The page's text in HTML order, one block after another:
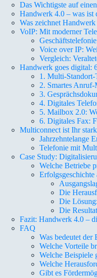
Das Wichtigste auf
Handwerk 4.0 – was ist
Was zeichnet Handwerk
VoIP: Mit moderner
Voice over IP:
Vergleich:
Handwerk goes digital:
1. Multi-
2. Smartes
3.
4. Digitales
5. Mailbox 2.0:
6. Digitales Fax:
Multiconnect ist Ihr
Jahrzehntelange
Telefonie mit
Case Study:
Welche Betriebe
Die
Die
Die
Fazit: Handwerk 4.0 –
FAQ
Was bedeutet
Welche Vorteile
Welche Beispiele
Welche
Gibt es